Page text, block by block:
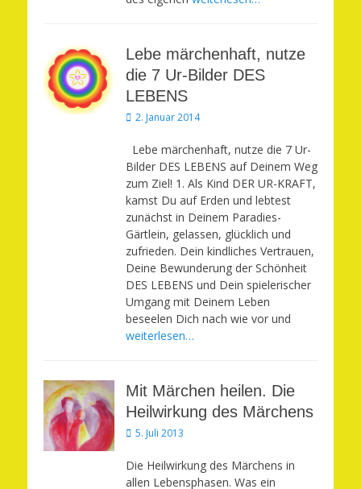
Lebe märchenhaft, nutze
die 7 Ur-Bilder DES
LEBENS
Veröffentlicht
2. Januar 2014
Lebe märchenhaft, nutze die 7 Ur-
Bilder DES LEBENS auf Deinem Weg
zum Ziel! 1. Als Kind DER UR-KRAFT,
kamst Du auf Erden und lebtest
zunächst in Deinem Paradies-
Gärtlein, gelassen, glücklich und
zufrieden. Dein kindliches Vertrauen,
Deine Bewunderung der Schönheit
DES LEBENS und Dein spielerischer
Umgang mit Deinem Leben
beseelen Dich nach wie vor und
weiterlesen…
Mit Märchen heilen. Die
Heilwirkung des Märchens
Veröffentlicht
5. Juli 2013
Die Heilwirkung des Märchens in
allen Lebensphasen. Was ein